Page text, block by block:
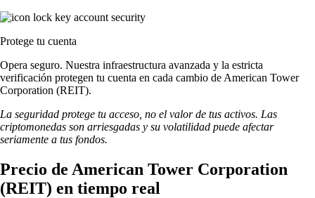
Protege tu cuenta
Opera seguro. Nuestra infraestructura avanzada y la estricta
verificación protegen tu cuenta en cada cambio de American Tower
Corporation (REIT).
La seguridad protege tu acceso, no el valor de tus activos. Las
criptomonedas son arriesgadas y su volatilidad puede afectar
seriamente a tus fondos.
Precio de American Tower Corporation
(REIT) en tiempo real